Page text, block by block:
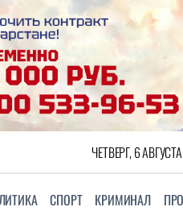
ЧЕТВЕРГ, 6
СПОРТ КРИМИНАЛ